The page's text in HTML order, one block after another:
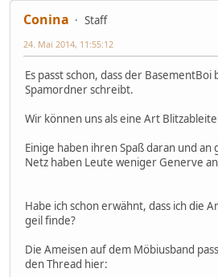
Conina
Staff
24. Mai 2014, 11:55:12
Es passt schon, dass der BasementBoi
Spamordner schreibt.
Wir können uns als eine Art
Einige haben ihren Spaß daran und an
Netz haben Leute weniger Generve
Habe ich schon erwähnt, dass ich die
geil finde?
Die Ameisen auf dem Möbiusband
den Thread hier: